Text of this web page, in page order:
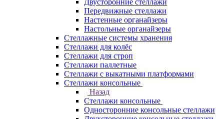
Двусторонние стеллажи
Передвижные стеллажи
Настенные органайзеры
Настольные органайзеры
Стеллажные системы хранения
Стеллажи для колёс
Стеллажи для строп
Стеллажи паллетные
Стеллажи с выкатными платформами
Стеллажи консольные
Назад
Стеллажи консольные
Односторонние консольные стеллажи